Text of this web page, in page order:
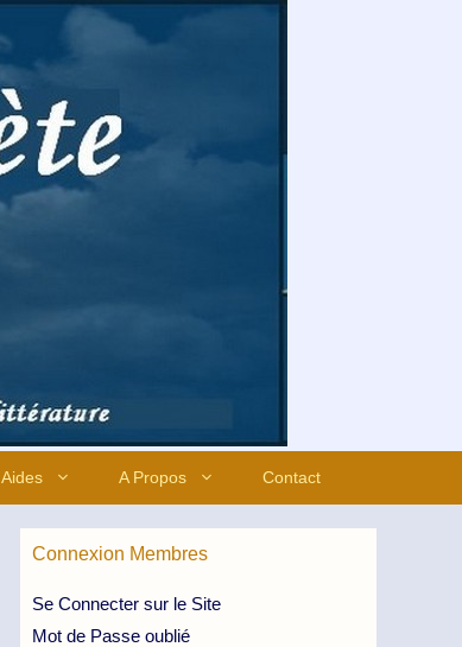
Aides A Propos Contact
Connexion Membres
Se Connecter sur le Site
Mot de Passe oublié